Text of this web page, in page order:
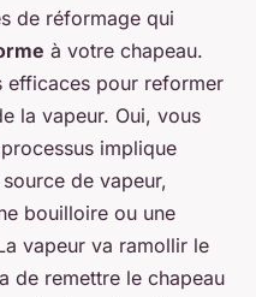
de réformage qui
à votre chapeau.
efficaces pour reformer
la vapeur. Oui, vous
implique
de vapeur,
bouilloire ou une
vapeur va ramollir le
de remettre le chapeau